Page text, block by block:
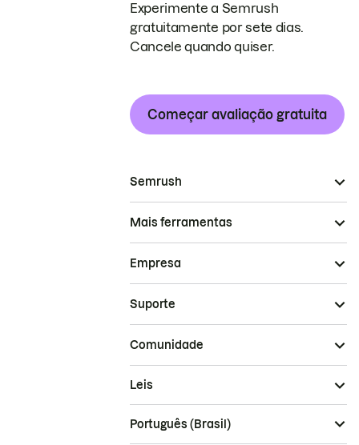
Experimente a Semrush
gratuitamente por sete dias.
Cancele quando quiser.
Começar avaliação gratuita
Semrush
Mais ferramentas
Empresa
Suporte
Comunidade
Leis
Português (Brasil)